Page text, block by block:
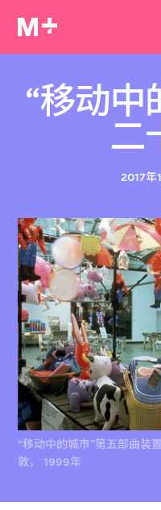
2017年
“移动
二
“移动中的城市”第五部曲装
敦， 1999年